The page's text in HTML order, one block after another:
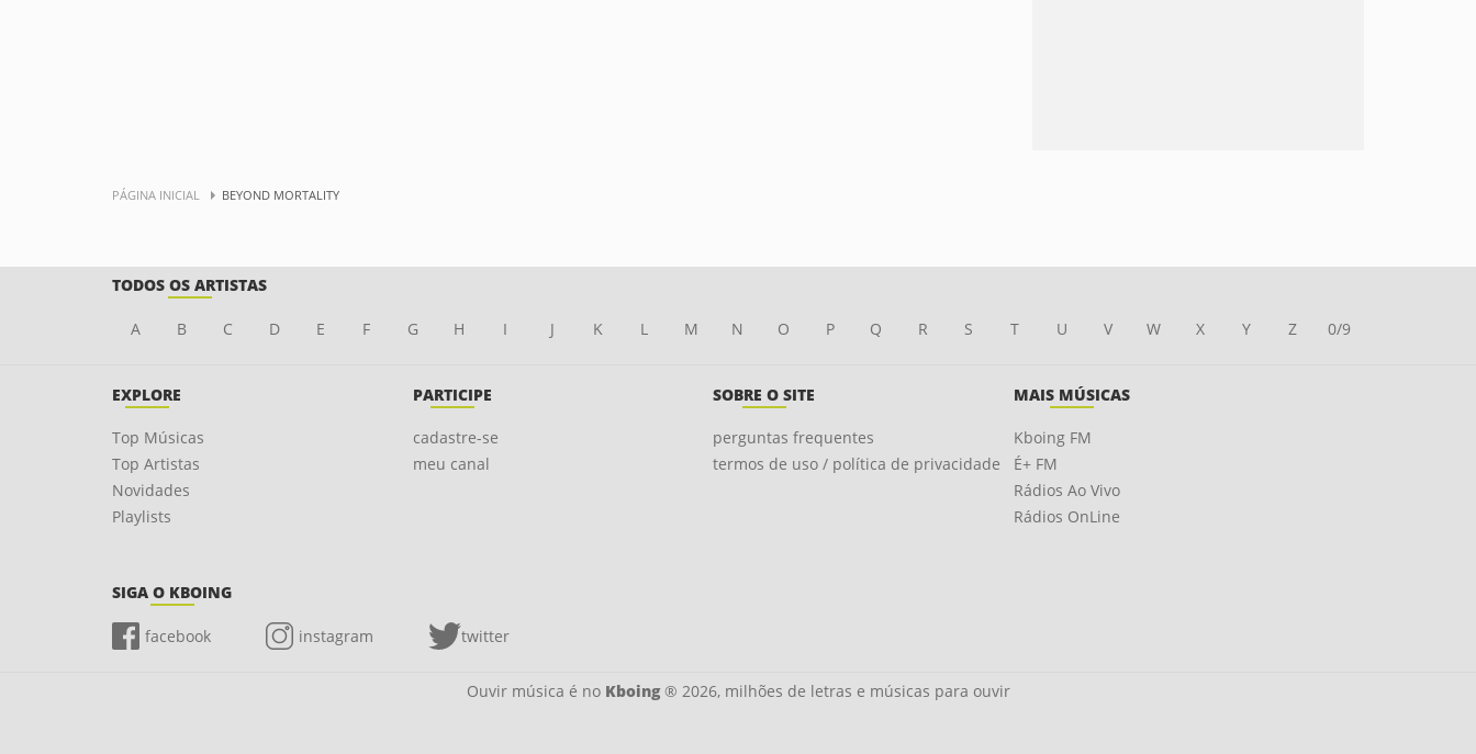
PÁGINA INICIAL BEYOND MORTALITY
TODOS OS ARTISTAS
A B C D E F G H I J K L M N O P Q R S T U V W X Y Z 0/9
EXPLORE
Top Músicas
Top Artistas
Novidades
Playlists
PARTICIPE
cadastre-se
meu canal
SOBRE O SITE
perguntas frequentes
termos de uso / política de privacidade
MAIS MÚSICAS
Kboing FM
É+ FM
Rádios Ao Vivo
Rádios OnLine
SIGA O KBOING
facebook instagram twitter
Ouvir música é no Kboing® 2026, milhões de letras e músicas para ouvir